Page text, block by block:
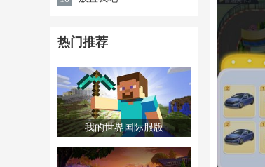
热门推荐
我的世界国际服版